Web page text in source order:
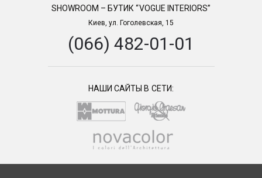
SHOWROOM – БУТИК “VOGUE INTERIORS”
Киев, ул. Гоголевская, 15
(066) 482-01-01
НАШИ САЙТЫ В СЕТИ: